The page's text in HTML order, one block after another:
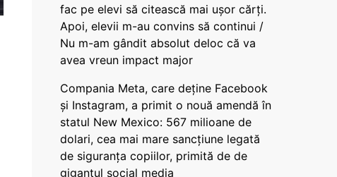
fac pe elevi să citească mai ușor cărți.
Apoi, elevii m-au convins să continui /
Nu m-am gândit absolut deloc că va
avea vreun impact major
Compania Meta, care deține Facebook
și Instagram, a primit o nouă amendă în
statul New Mexico: 567 milioane de
dolari, cea mai mare sancțiune legată
de siguranța copiilor, primită de de
gigantul social media